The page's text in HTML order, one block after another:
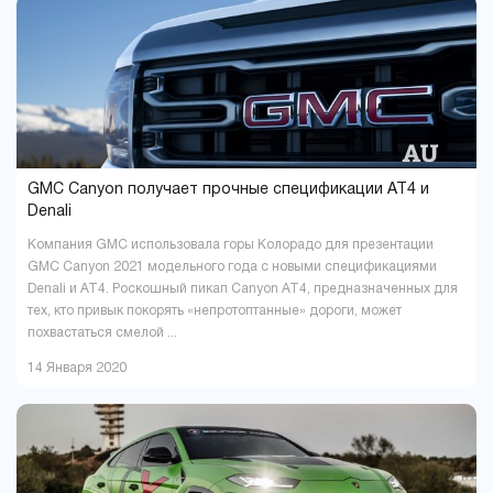
Полтава16
Сумы 5
Ужгород
Харьков 37 Херсон16
Хмельницкий18 Черкассы
Чернигов 5 Черновцы7
GMC Canyon получает прочные спецификации AT4 и
Denali
Компания GMC использовала горы Колорадо для презентации
GMC Canyon 2021 модельного года с новыми спецификациями
Denali и AT4. Роскошный пикап Canyon AT4, предназначенных для
тех, кто привык покорять «непротоптанные» дороги, может
похвастаться смелой ...
14 Января 2020